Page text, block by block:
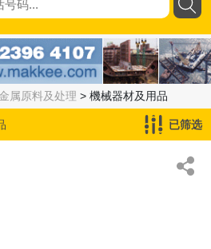
属原料及处理 > 機械器材及用品
已筛选